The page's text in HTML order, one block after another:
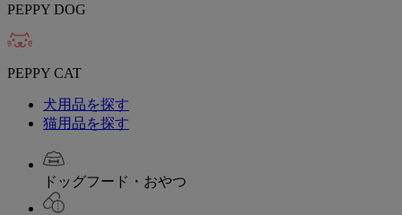
PEPPY DOG
PEPPY CAT
犬用品を探す
猫用品を探す
ドッグフード・おやつ